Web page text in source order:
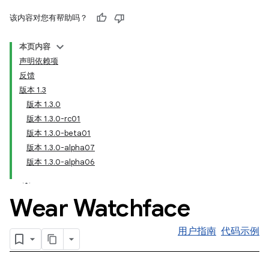
该内容对您有帮助吗？
本页内容
声明依赖项
反馈
版本 1.3
版本 1.3.0
版本 1.3.0-rc01
版本 1.3.0-beta01
版本 1.3.0-alpha07
版本 1.3.0-alpha06
Wear Watchface
用户指南 代码示例